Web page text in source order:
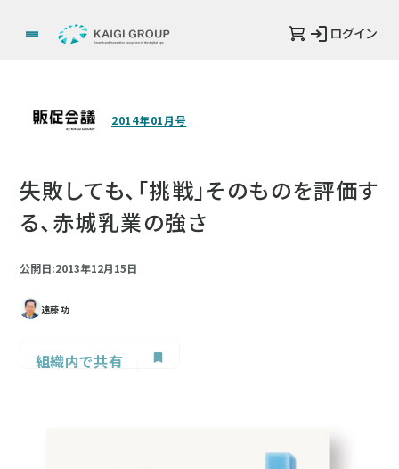
ログイン
2014年01月号
失敗しても、「挑戦」そのものを評価す
る、赤城乳業の強さ
公開日:2013年12月15日
遠藤 功
組織内で共有